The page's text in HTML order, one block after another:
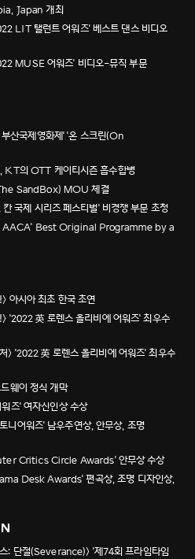
Japan 개최
LIT 탤런트 어워즈' 베스트 댄스 비디오
MUSE 어워즈' 비디오-뮤직 부문
산국제영화제' '온 스크린(On
KT의 OTT 케이티시즌 흡수합병
SandBox) MOU 체결
국제 시리즈 페스티벌' 비경쟁 부문 초청
AACA' Best Original Programme by a
아시아 최초 한국 초연
'2022 英 로렌스 올리비에 어워즈' 최우수
> '2022 英 로렌스 올리비에 어워즈' 최우수
웨이 정식 개막
즈' 여자신인상 수상
어워즈' 남우주연상, 안무상, 조명
Critics Circle Awards' 안무상 수상
Desk Awards' 편곡상, 조명 디자인상,
: 단절(Severance)> '제74회 프라임타임